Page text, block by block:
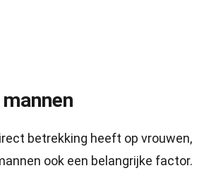
betrekking heeft op vrouwen,
ook een belangrijke factor.